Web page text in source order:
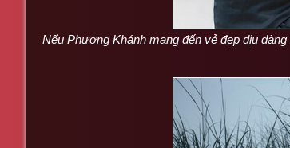
Nếu Phương Khánh mang đến vẻ đẹp dịu